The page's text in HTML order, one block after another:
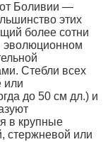
от Боливии —
этих
более сотни
эволюционном
Стебли всех
или
до 50 см дл.) и
в крупные
стержневой или